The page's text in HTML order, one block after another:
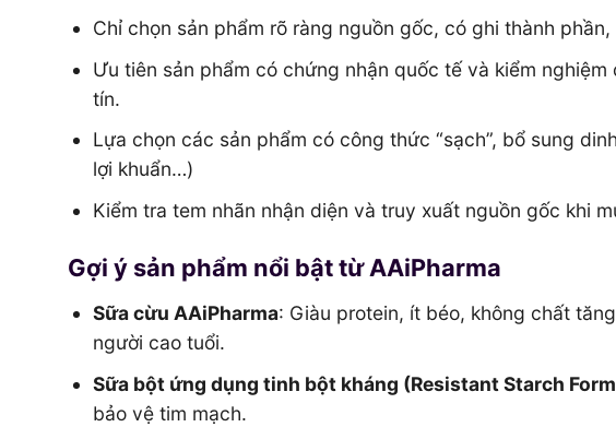
Chỉ chọn sản phẩm rõ ràng nguồn gốc, có ghi thành
Ưu tiên sản phẩm có chứng nhận quốc tế và kiểm
tín.
Lựa chọn các sản phẩm có công thức “sạch”, bổ sung
lợi khuẩn…)
Kiểm tra tem nhãn nhận diện và truy xuất nguồn gốc khi
Gợi ý sản phẩm nổi bật từ AAiPharma
Sữa cừu AAiPharma: Giàu protein, ít béo, không chất
người cao tuổi.
Sữa bột ứng dụng tinh bột kháng (Resistant Starch
bảo vệ tim mạch.